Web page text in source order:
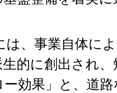
は、事業自体に
的に創出され
効果」と、道